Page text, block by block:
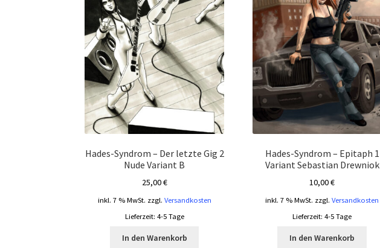
Hades-Syndrom – Der letzte Gig 2
Nude Variant B
25,00€
inkl. 7 % MwSt. zzgl. Versandkosten
Lieferzeit: 4-5 Tage
In den Warenkorb
Hades-Syndrom – Epitaph 1
Variant Sebastian Drewniok
10,00€
inkl. 7 % MwSt. zzgl.Versandkosten
Lieferzeit:4-5 Tage
In den Warenkorb